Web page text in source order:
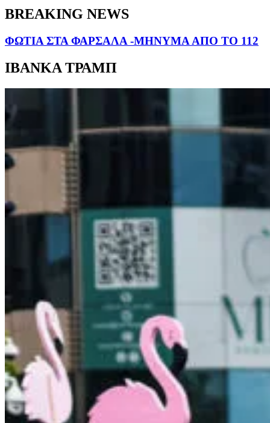
BREAKING NEWS
ΦΩΤΙΑ ΣΤΑ ΦΑΡΣΑΛΑ -ΜΗΝΥΜΑ ΑΠΟ ΤΟ 112
ΙΒΑΝΚΑ ΤΡΑΜΠ